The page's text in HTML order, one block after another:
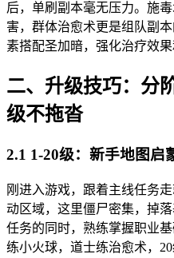
后，单刷副本毫无压力。施
害，群体治愈术更是组队副
素搭配圣加暗，强化治疗效果
二、升级技巧：分
级不拖沓
2.1 1-20级：新手地图启
刚进入游戏，跟着主线任务
动区域，这里僵尸密集，掉
任务的同时，熟练掌握职业
练小火球，道士练治愈术，